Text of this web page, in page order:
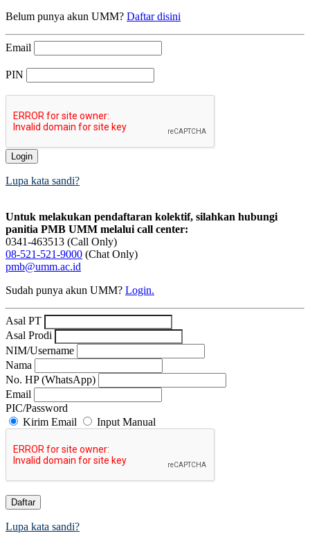
Belum punya akun UMM? Daftar disini
Email
PIN
Login
Lupa kata sandi?
Untuk melakukan pendaftaran kolektif, silahkan hubungi
panitia PMB UMM melalui call center:
0341-463513 (Call Only)
08-521-521-9000 (Chat Only)
pmb@umm.ac.id
Sudah punya akun UMM? Login.
Asal PT
Asal Prodi
NIM/Username
Nama
No. HP (WhatsApp)
Email
PIC/Password
Kirim Email
Input Manual
Daftar
Lupa kata sandi?